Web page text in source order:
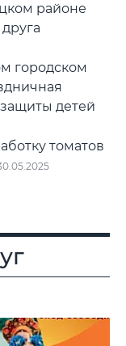
районе
городском
детей
томатов